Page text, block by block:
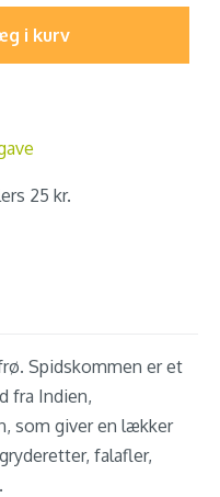
i kurv
25 kr.
Spidskommen er et
fra Indien,
som giver en lækker
falafler,